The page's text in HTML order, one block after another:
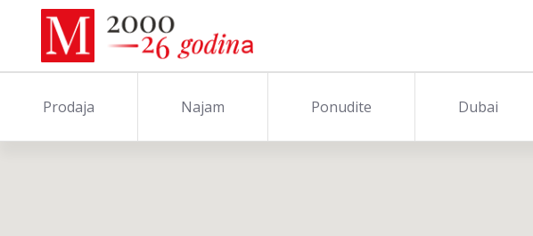
Prodaja Najam Ponudite Dubai